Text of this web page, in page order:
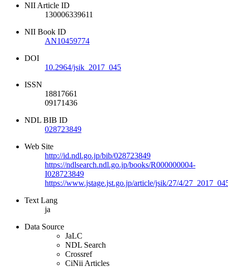
NII Article ID
130006339611
NII Book ID
AN10459774
DOI
10.2964/jsik_2017_045
ISSN
18817661
09171436
NDL BIB ID
028723849
Web Site
http://id.ndl.go.jp/bib/028723849
https://ndlsearch.ndl.go.jp/books/R000000004-
I028723849
https://www.jstage.jst.go.jp/article/jsik/27/4/
Text Lang
ja
Data Source
JaLC
NDL Search
Crossref
CiNii Articles